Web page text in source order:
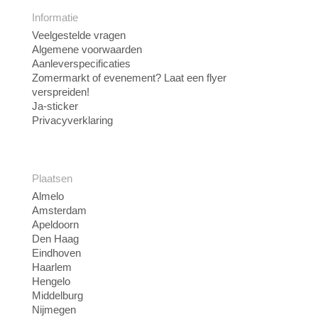
Informatie
Veelgestelde vragen
Algemene voorwaarden
Aanleverspecificaties
Zomermarkt of evenement? Laat een flyer
verspreiden!
Ja-sticker
Privacyverklaring
Plaatsen
Almelo
Amsterdam
Apeldoorn
Den Haag
Eindhoven
Haarlem
Hengelo
Middelburg
Nijmegen